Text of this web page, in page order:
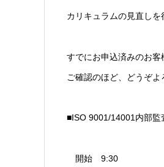
カリキュラムの見直しを
すでにお申込済みのお客
ご確認のほど、どうぞよ
■ISO 9001/14001内部
開始 9:30